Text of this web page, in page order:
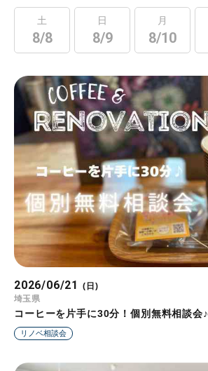
土
8/8
日
8/9
月
8/10
2026/06/21
(日)
埼玉県
コーヒーを片手に30分！個別無料相談会♪
リノベ相談会